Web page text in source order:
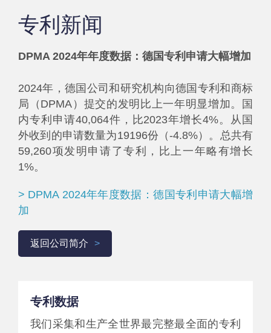
专利新闻
DPMA 2024年年度数据：德国专利申请大幅增加
2024年，德国公司和研究机构向德国专利和商标
局（DPMA）提交的发明比上一年明显增加。国
内专利申请40,064件，比2023年增长4%。从国
外收到的申请数量为19196份（-4.8%）。总共有
59,260项发明申请了专利，比上一年略有增长
1%。
> DPMA 2024年年度数据：德国专利申请大幅增
加
返回公司简介
专利数据
我们采集和生产全世界最完整最全面的专利